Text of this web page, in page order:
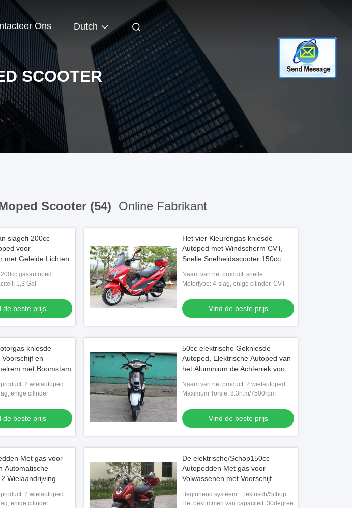
Ons Dutch
SCOOTER
Scooter (54) Online Fabrikant
slagefi 200cc
voor
met Geleide Lichten
gasautoped
1,3 Gal
de beste prijs
Het vier Kleurengas kniesde
Autoped met Windscherm CVT,
Snelle Snelheidsscooter 150cc
Naam van het product: snelle
gasautopedden
Motortype: 4-slag, enige cilinder, CVT
Vind de beste prijs
kniesde
en
met Boomstam
2 wielautoped
enige cilinder
de beste prijs
50cc elektrische Gekniesde
Autoped, Elektrische Autoped van
het Aluminium de Achterrek voor
Naam van het product: 2 wielautoped
Maximum Torsie: 8.3n.m/7500rpm
Vind de beste prijs
Met gas voor
Automatische
Wielaandrijving
2 wielautoped
enige cilinder
De elektrische/Schop150cc
Autopedden Met gas voor
Volwassenen met Voorschijf
Beginnend systeem: Elektrisch/Schop
Het beklimmen van capaciteit: 30degree